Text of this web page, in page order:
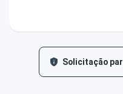
Solicitação